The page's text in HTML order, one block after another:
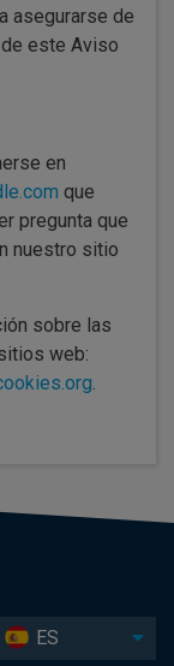
asegurarse de
este Aviso
en
que
pregunta que
nuestro sitio
sobre las
web:
.
ES